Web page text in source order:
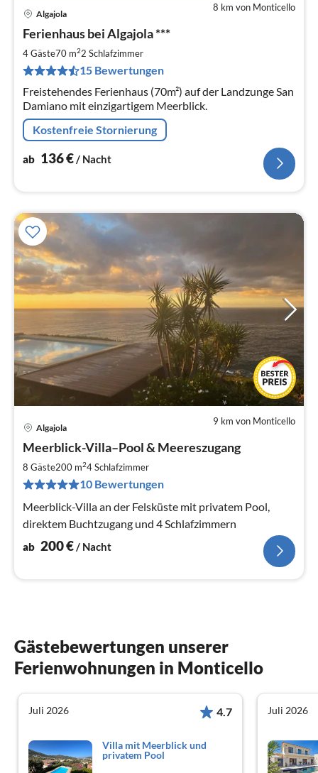
8 km von Monticello
Algajola
Ferienhaus bei Algajola ***
4 Gäste70 m22 Schlafzimmer
15 Bewertungen
Freistehendes Ferienhaus (70m²) auf der Landzunge San
Damiano mit einzigartigem Meerblick.
Kostenfreie Stornierung
ab 136€ / Nacht
9 km von Monticello
Algajola
Meerblick-Villa–Pool & Meereszugang
8 Gäste200 m24Schlafzimmer
10 Bewertungen
Meerblick-Villa an der Felsküste mit privatem Pool,
direktem Buchtzugang und 4 Schlafzimmern
ab 200€/ Nacht
Gästebewertungen unserer
Ferienwohnungen in Monticello
Juli 2026 4.7
Villa mit Meerblick und
privatem Pool
Juli 2026